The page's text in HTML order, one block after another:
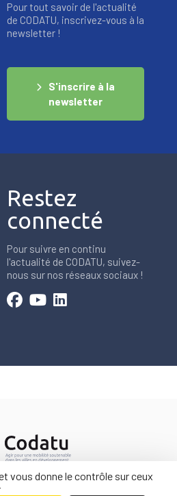
Pour tout savoir de l'actualité
de CODATU, inscrivez-vous à la
newsletter !
S'inscrire à la
newsletter
Restez
connecté
Pour suivre en continu
l'actualité de CODATU, suivez-
nous sur nos réseaux sociaux !
vous donne le contrôle sur ceux